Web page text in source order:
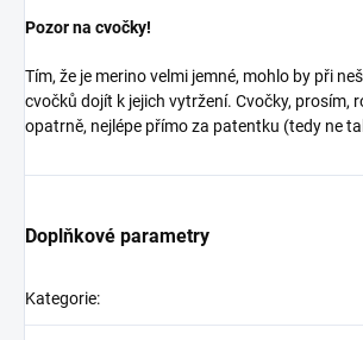
Pozor na cvočky!
Tím, že je merino velmi jemné, mohlo by při
cvočků dojít k jejich vytržení. Cvočky, prosím,
opatrně, nejlépe přímo za patentku (tedy ne
Doplňkové parametry
Kategorie: